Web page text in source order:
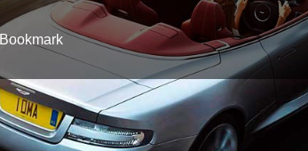
Bookmark